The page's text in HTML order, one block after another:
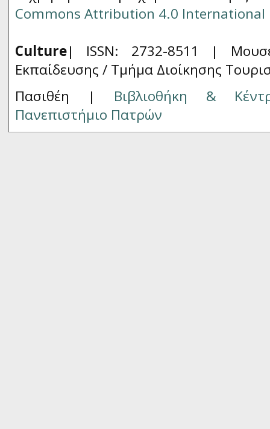
Commons Attribution 4.0 International
Culture| ISSN: 2732-8511 |
Εκπαίδευσης / Τμήμα Διοίκησης
Πασιθέη | Βιβλιοθήκη &
Πανεπιστήμιο Πατρών